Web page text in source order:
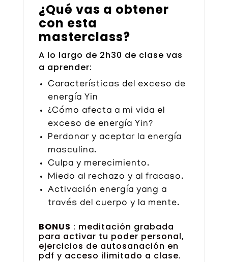
¿Qué vas a obtener
con esta
masterclass?
A lo largo de 2h30 de clase vas
a aprender:
Características del exceso de
energía Yin
¿Cómo afecta a mi vida el
exceso de energía Yin?
Perdonar y aceptar la energía
masculina.
Culpa y merecimiento.
Miedo al rechazo y al fracaso.
Activación energía yang a
través del cuerpo y la mente.
BONUS : meditación grabada
para activar tu poder personal,
ejercicios de autosanación en
pdf y acceso ilimitado a clase.